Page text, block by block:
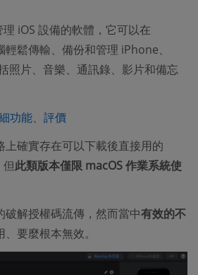
iOS 設備的軟體，它可以在
鬆傳輸、備份和管理 iPhone、
照片、音樂、通訊錄、影片和備忘
功能、評價
上確實存在可以下載後直接用的
此類版本僅限 macOS 作業系統使
破解授權碼流傳，然而當中有效的不
要麼根本無效。